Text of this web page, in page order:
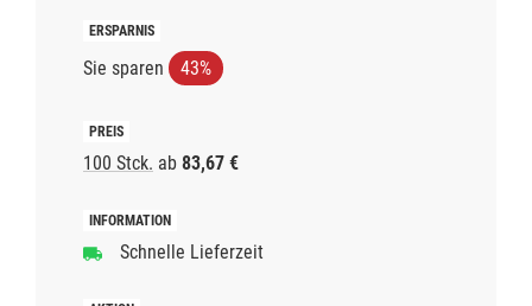
Sie sparen 43%
100 Stck. ab 83,67 €
Schnelle Lieferzeit